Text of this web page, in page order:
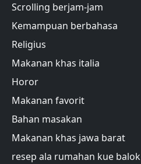
Scrolling berjam-jam
Kemampuan berbahasa
Religius
Makanan khas italia
Horor
Makanan favorit
Bahan masakan
Makanan khas jawa barat
resep ala rumahan kue balok